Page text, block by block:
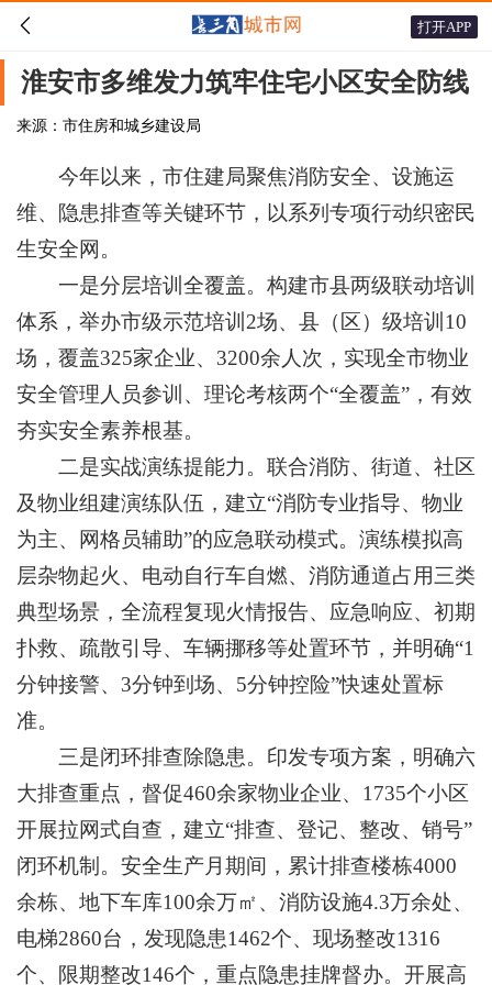
 打开APP
淮安市多维发力筑牢住宅小区安全防线
来源：市住房和城乡建设局
今年以来，市住建局聚焦消防安全、设施运
维、隐患排查等关键环节，以系列专项行动织密民
生安全网。
一是分层培训全覆盖。构建市县两级联动培训
体系，举办市级示范培训2场、县（区）级培训10
场，覆盖325家企业、3200余人次，实现全市物业
安全管理人员参训、理论考核两个“全覆盖”，有效
夯实安全素养根基。
二是实战演练提能力。联合消防、街道、社区
及物业组建演练队伍，建立“消防专业指导、物业
为主、网格员辅助”的应急联动模式。演练模拟高
层杂物起火、电动自行车自燃、消防通道占用三类
典型场景，全流程复现火情报告、应急响应、初期
扑救、疏散引导、车辆挪移等处置环节，并明确“1
分钟接警、3分钟到场、5分钟控险”快速处置标
准。
三是闭环排查除隐患。印发专项方案，明确六
大排查重点，督促460余家物业企业、1735个小区
开展拉网式自查，建立“排查、登记、整改、销号”
闭环机制。安全生产月期间，累计排查楼栋4000
余栋、地下车库100余万㎡、消防设施4.3万余处、
电梯2860台，发现隐患1462个、现场整改1316
个、限期整改146个，重点隐患挂牌督办。开展高